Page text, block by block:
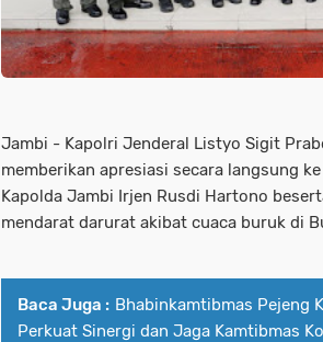
Jambi - Kapolri Jenderal Listyo Sigit
memberikan apresiasi secara langsung
Kapolda Jambi Irjen Rusdi Hartono
mendarat darurat akibat cuaca buruk di
Baca Juga : Bhabinkamtibmas Pejeng
Perkuat Sinergi dan Jaga Kamtibmas